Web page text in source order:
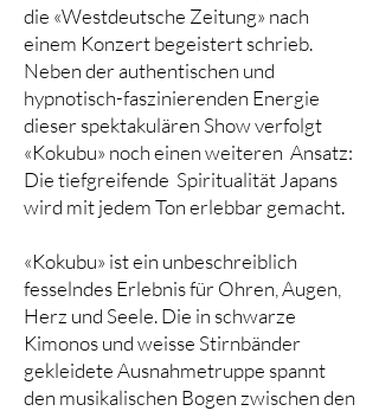
die «Westdeutsche Zeitung» nach
einem Konzert begeistert schrieb.
Neben der authentischen und
hypnotisch-faszinierenden Energie
dieser spektakulären Show verfolgt
«Kokubu» noch einen weiteren Ansatz:
Die tiefgreifende Spiritualität Japans
wird mit jedem Ton erlebbar gemacht.
«Kokubu» ist ein unbeschreiblich
fesselndes Erlebnis für Ohren, Augen,
Herz und Seele. Die in schwarze
Kimonos und weisse Stirnbänder
gekleidete Ausnahmetruppe spannt
den musikalischen Bogen zwischen den